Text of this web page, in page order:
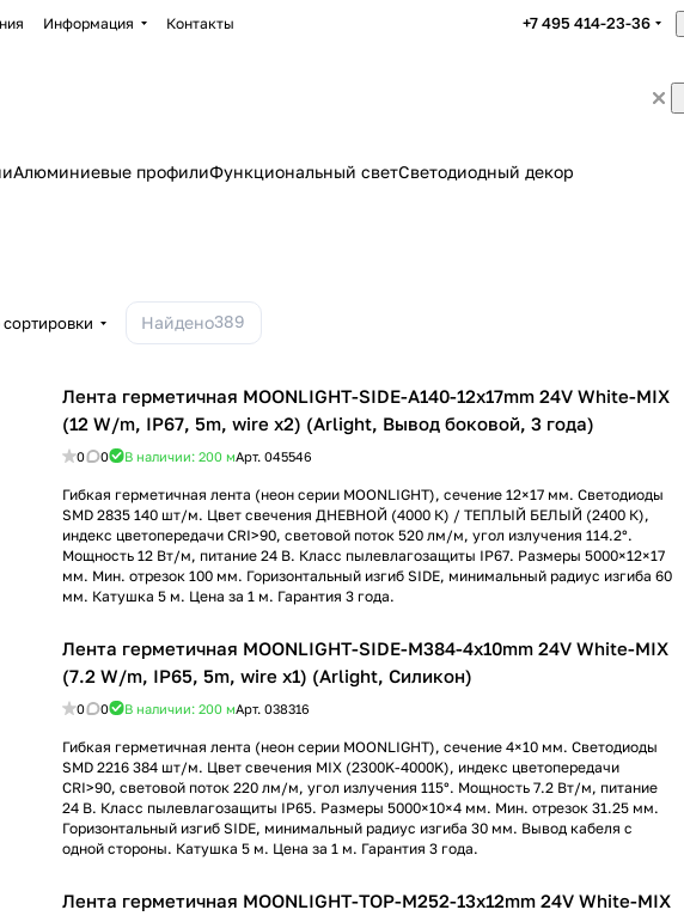
Информация Контакты +7 495 414-23-36
Алюминиевые профилиФункциональный светСветодиодный декор
Найдено389
Лента герметичная MOONLIGHT-SIDE-A140-12x17mm 24V White-MIX
(12 W/m, IP67, 5m, wire x2) (Arlight, Вывод боковой, 3 года)
0 0 В наличии: 200 мАрт. 045546
Гибкая герметичная лента (неон серии MOONLIGHT), сечение 12×17 мм. Светодиоды
SMD 2835 140 шт/м. Цвет свечения ДНЕВНОЙ (4000 К) / ТЕПЛЫЙ БЕЛЫЙ (2400 К),
индекс цветопередачи CRI>90, световой поток 520 лм/м, угол излучения 114.2°.
Мощность 12 Вт/м, питание 24 В. Класс пылевлагозащиты IP67. Размеры 5000×12×17
мм. Мин. отрезок 100 мм. Горизонтальный изгиб SIDE, минимальный радиус изгиба 60
мм. Катушка 5 м. Цена за 1 м. Гарантия 3 года.
Лента герметичная MOONLIGHT-SIDE-M384-4x10mm 24V White-MIX
(7.2 W/m, IP65, 5m, wire x1) (Arlight, Силикон)
0 0 В наличии: 200 мАрт. 038316
Гибкая герметичная лента (неон серии MOONLIGHT), сечение 4×10 мм. Светодиоды
SMD 2216 384 шт/м. Цвет свечения MIX (2300K-4000K), индекс цветопередачи
CRI>90, световой поток 220 лм/м, угол излучения 115°. Мощность 7.2 Вт/м, питание
24 В. Класс пылевлагозащиты IP65. Размеры 5000×10×4 мм. Мин. отрезок 31.25 мм.
Горизонтальный изгиб SIDE, минимальный радиус изгиба 30 мм. Вывод кабеля с
одной стороны. Катушка 5 м. Цена за 1 м. Гарантия 3 года.
Лента герметичная MOONLIGHT-TOP-M252-13x12mm 24V White-MIX